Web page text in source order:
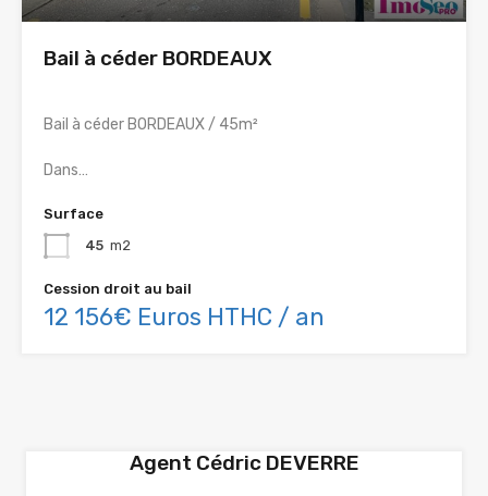
Bail à céder BORDEAUX
Bail à céder BORDEAUX / 45m²
Dans…
Surface
45 m2
Cession droit au bail
12 156€ Euros HTHC / an
Agent Cédric DEVERRE